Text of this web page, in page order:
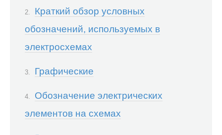
Краткий обзор условных
обозначений, используемых в
электросхемах
Графические
Обозначение электрических
элементов на схемах